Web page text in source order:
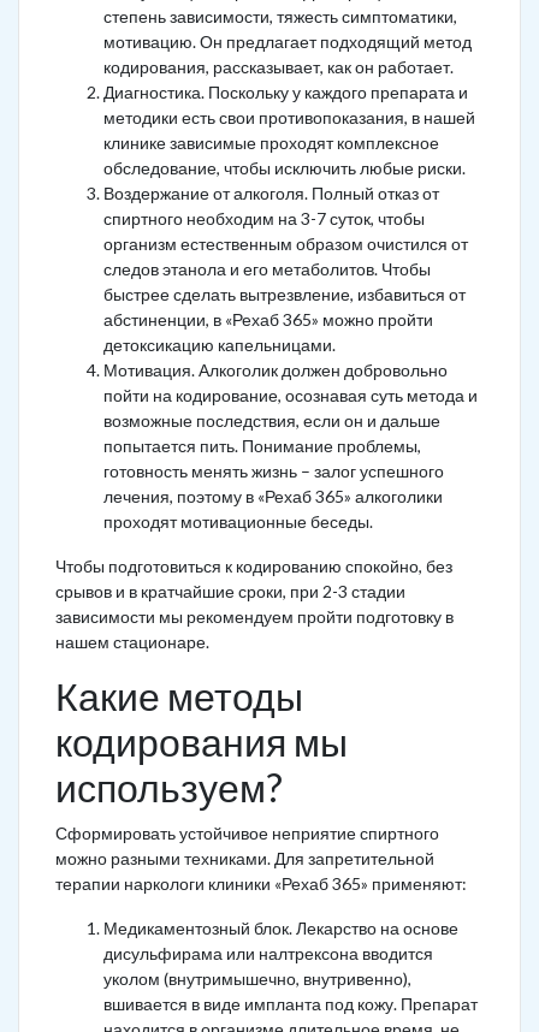
степень зависимости, тяжесть симптоматики,
мотивацию. Он предлагает подходящий метод
кодирования, рассказывает, как он работает.
Диагностика. Поскольку у каждого препарата и
методики есть свои противопоказания, в нашей
клинике зависимые проходят комплексное
обследование, чтобы исключить любые риски.
Воздержание от алкоголя. Полный отказ от
спиртного необходим на 3-7 суток, чтобы
организм естественным образом очистился от
следов этанола и его метаболитов. Чтобы
быстрее сделать вытрезвление, избавиться от
абстиненции, в «Рехаб 365» можно пройти
детоксикацию капельницами.
Мотивация. Алкоголик должен добровольно
пойти на кодирование, осознавая суть метода и
возможные последствия, если он и дальше
попытается пить. Понимание проблемы,
готовность менять жизнь – залог успешного
лечения, поэтому в «Рехаб 365» алкоголики
проходят мотивационные беседы.
Чтобы подготовиться к кодированию спокойно, без
срывов и в кратчайшие сроки, при 2-3 стадии
зависимости мы рекомендуем пройти подготовку в
нашем стационаре.
Какие методы
кодирования мы
используем?
Сформировать устойчивое неприятие спиртного
можно разными техниками. Для запретительной
терапии наркологи клиники «Рехаб 365» применяют:
Медикаментозный блок. Лекарство на основе
дисульфирама или налтрексона вводится
уколом (внутримышечно, внутривенно),
вшивается в виде импланта под кожу. Препарат